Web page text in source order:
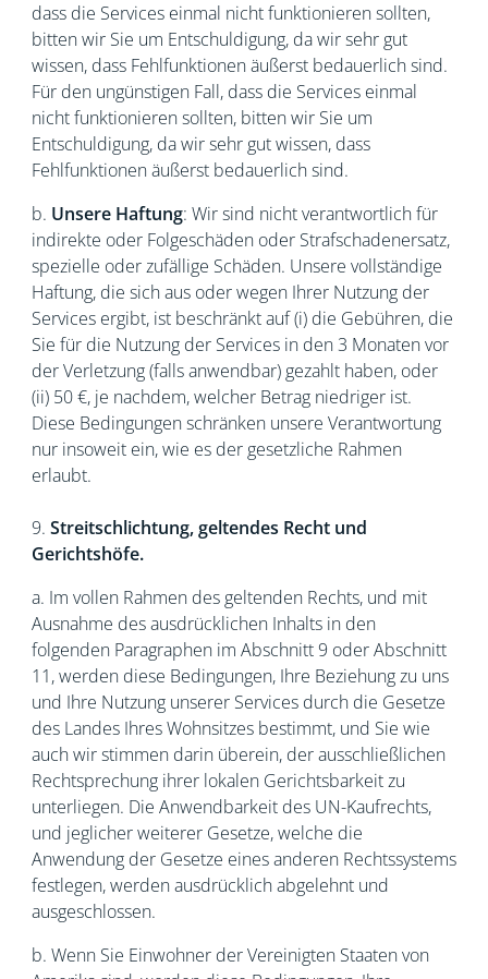
dass die Services einmal nicht funktionieren sollten,
bitten wir Sie um Entschuldigung, da wir sehr gut
wissen, dass Fehlfunktionen äußerst bedauerlich sind.
Für den ungünstigen Fall, dass die Services einmal
nicht funktionieren sollten, bitten wir Sie um
Entschuldigung, da wir sehr gut wissen, dass
Fehlfunktionen äußerst bedauerlich sind.
b. Unsere Haftung: Wir sind nicht verantwortlich für
indirekte oder Folgeschäden oder Strafschadenersatz,
spezielle oder zufällige Schäden. Unsere vollständige
Haftung, die sich aus oder wegen Ihrer Nutzung der
Services ergibt, ist beschränkt auf (i) die Gebühren, die
Sie für die Nutzung der Services in den 3 Monaten vor
der Verletzung (falls anwendbar) gezahlt haben, oder
(ii) 50 €, je nachdem, welcher Betrag niedriger ist.
Diese Bedingungen schränken unsere Verantwortung
nur insoweit ein, wie es der gesetzliche Rahmen
erlaubt.
9. Streitschlichtung, geltendes Recht und
Gerichtshöfe.
a. Im vollen Rahmen des geltenden Rechts, und mit
Ausnahme des ausdrücklichen Inhalts in den
folgenden Paragraphen im Abschnitt 9 oder Abschnitt
11, werden diese Bedingungen, Ihre Beziehung zu uns
und Ihre Nutzung unserer Services durch die Gesetze
des Landes Ihres Wohnsitzes bestimmt, und Sie wie
auch wir stimmen darin überein, der ausschließlichen
Rechtsprechung ihrer lokalen Gerichtsbarkeit zu
unterliegen. Die Anwendbarkeit des UN-Kaufrechts,
und jeglicher weiterer Gesetze, welche die
Anwendung der Gesetze eines anderen Rechtssystems
festlegen, werden ausdrücklich abgelehnt und
ausgeschlossen.
b. Wenn Sie Einwohner der Vereinigten Staaten von